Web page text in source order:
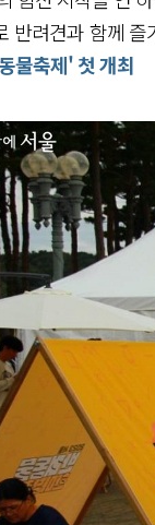
반려견과 함께
물축제' 첫 개최